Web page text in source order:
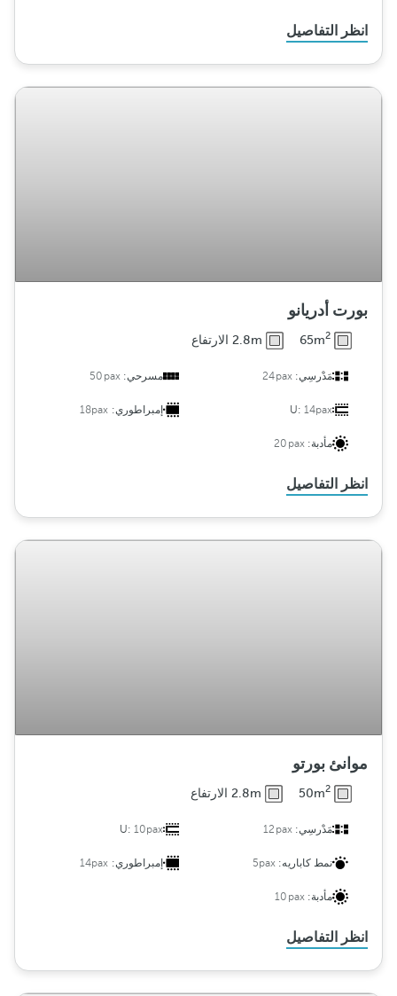
انظر التفاصيل
بورت أدريانو
65m2 2.8m الارتفاع
مَدْرسِي:24pax مسرحي:50pax
U: 14pax إمبراطوري: 18pax
مأدبة:20pax
انظر التفاصيل
موانئ بورتو
50m2 2.8m الارتفاع
مَدْرسِي:12pax
U: 10pax
نمط كاباريه: 5pax إمبراطوري: 14pax
مأدبة:10pax
انظر التفاصيل